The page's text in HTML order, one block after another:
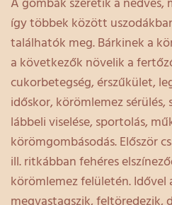
így többek között
találhatók meg. Bárkinek a
a következők növelik a
cukorbetegség, érszűkület,
időskor, körömlemez sérülés,
lábbeli viselése, sportolás,
körömgombásodás. Először
ill. ritkábban fehéres
körömlemez felületén. Idővel